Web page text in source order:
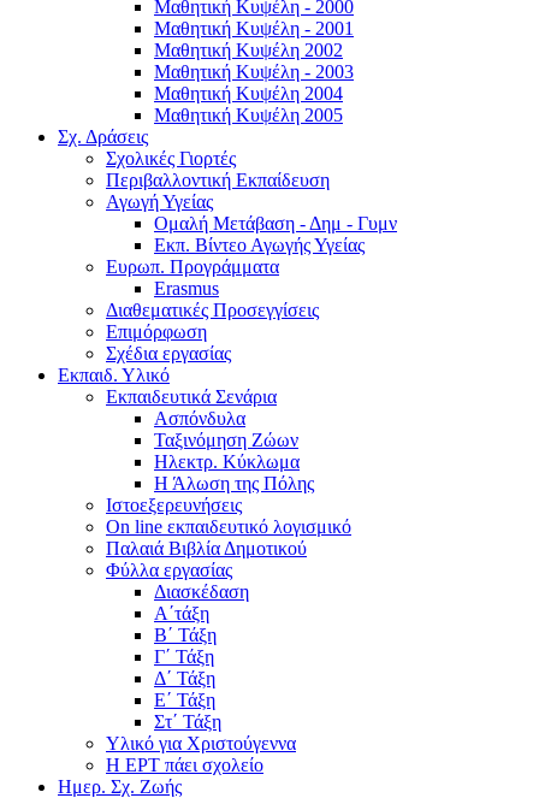
Μαθητική Κυψέλη - 2000
Μαθητική Κυψέλη - 2001
Μαθητική Κυψέλη 2002
Μαθητική Κυψέλη - 2003
Μαθητική Κυψέλη 2004
Μαθητική Κυψέλη 2005
Σχ. Δράσεις
Σχολικές Γιορτές
Περιβαλλοντική Εκπαίδευση
Αγωγή Υγείας
Ομαλή Μετάβαση - Δημ - Γυμν
Εκπ. Βίντεο Αγωγής Υγείας
Ευρωπ. Προγράμματα
Erasmus
Διαθεματικές Προσεγγίσεις
Επιμόρφωση
Σχέδια εργασίας
Εκπαιδ. Υλικό
Εκπαιδευτικά Σενάρια
Ασπόνδυλα
Ταξινόμηση Ζώων
Ηλεκτρ. Κύκλωμα
Η Άλωση της Πόλης
Ιστοεξερευνήσεις
On line εκπαιδευτικό λογισμικό
Παλαιά Βιβλία Δημοτικού
Φύλλα εργασίας
Διασκέδαση
Α΄τάξη
Β΄ Τάξη
Γ΄ Τάξη
Δ΄ Τάξη
Ε΄ Τάξη
Στ΄ Τάξη
Υλικό για Χριστούγεννα
Η ΕΡΤ πάει σχολείο
Ημερ. Σχ. Ζωής